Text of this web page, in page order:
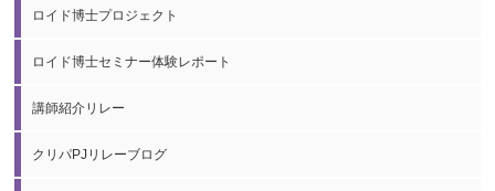
ロイド博士プロジェクト
ロイド博士セミナー体験レポート
講師紹介リレー
クリパPJリレーブログ